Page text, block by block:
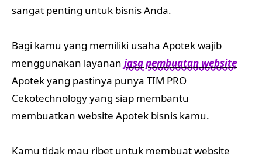
sangat penting untuk bisnis Anda.
Bagi kamu yang memiliki usaha Apotek wajib
menggunakan layanan jasa pembuatan website
Apotek yang pastinya punya TIM PRO
Cekotechnology yang siap membantu
membuatkan website Apotek bisnis kamu.
Kamu tidak mau ribet untuk membuat website